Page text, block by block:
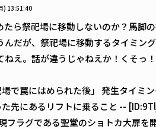
) 13:51:40
ら祭祀場に移動しないのか？馬脚
んだが、祭祀場に移動するタイミン
ねえ。話が違うじゃねえか！くそっ
で罠にはめられた後」 発生タイミ
先にあるリフトに乗ること --
フラグである聖堂のショトカ大扉を